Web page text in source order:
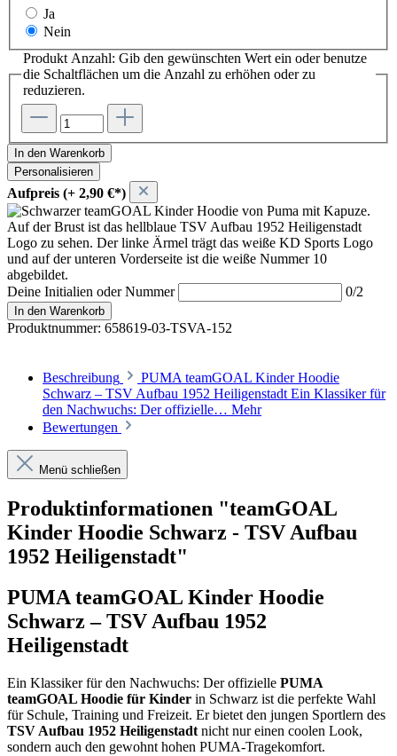
Ja
Nein
Produkt Anzahl: Gib den gewünschten Wert ein oder benutze
die Schaltflächen um die Anzahl zu erhöhen oder zu
reduzieren.
In den Warenkorb
Personalisieren
Aufpreis (+ 2,90 €*)
Deine Initialien oder Nummer 0/2
In den Warenkorb
Produktnummer: 658619-03-TSVA-152
Beschreibung
PUMA teamGOAL Kinder Hoodie
Schwarz – TSV Aufbau 1952 Heiligenstadt Ein Klassiker für
den Nachwuchs: Der offizielle… Mehr
Bewertungen
Menü schließen
Produktinformationen "teamGOAL
Kinder Hoodie Schwarz - TSV Aufbau
1952 Heiligenstadt"
PUMA teamGOAL Kinder Hoodie
Schwarz – TSV Aufbau 1952
Heiligenstadt
Ein Klassiker für den Nachwuchs: Der offizielle PUMA
teamGOAL Hoodie für Kinder in Schwarz ist die perfekte Wahl
für Schule, Training und Freizeit. Er bietet den jungen Sportlern des
TSV Aufbau 1952 Heiligenstadt nicht nur einen coolen Look,
sondern auch den gewohnt hohen PUMA-Tragekomfort.